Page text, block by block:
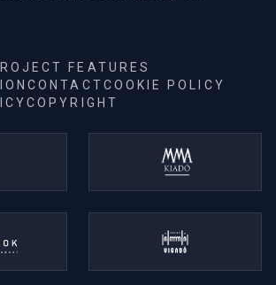
FEATURES
CONTACTCOOKIE POLICY
COPYRIGHT